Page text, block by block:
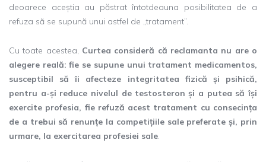
deoarece aceștia au păstrat întotdeauna posibilitatea de a
refuza să se supună unui astfel de „tratament”.
Cu toate acestea, Curtea consideră că reclamanta nu are o
alegere reală: fie se supune unui tratament medicamentos,
susceptibil să îi afecteze integritatea fizică și psihică,
pentru a-și reduce nivelul de testosteron și a putea să își
exercite profesia, fie refuză acest tratament cu consecința
de a trebui să renunțe la competițiile sale preferate și, prin
urmare, la exercitarea profesiei sale.